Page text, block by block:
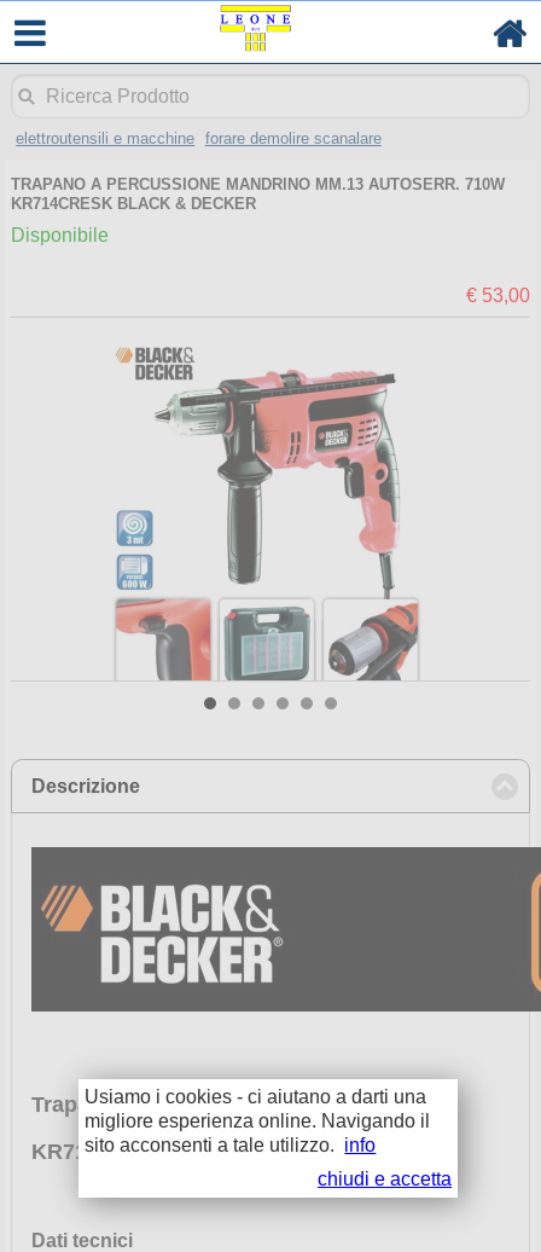
elettroutensili e macchine forare demolire scanalare
TRAPANO A PERCUSSIONE MANDRINO MM.13 AUTOSERR. 710W
KR714CRESK BLACK & DECKER
€ 53,00
Disponibile
Descrizioneclick to collapse contents
Trapano a percussione 710W
KR714CRESK
Dati tecnici
Usiamo i cookies - ci aiutano a darti una
migliore esperienza online. Navigando il
sito acconsenti a tale utilizzo. info
chiudi e accetta